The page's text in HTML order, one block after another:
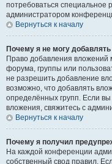
потребоваться
администратором
Вернуться к началу
Почему я не могу
Право добавления вложений
форума, группы или
не разрешить добавление
возможно, что добавлять
определённых групп. Если
вложения, свяжитесь с
Вернуться к началу
Почему я получил
На каждой конференции
собственный свод правил.